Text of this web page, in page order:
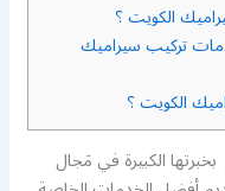
الكويت ؟
تركيب سيراميك
الكويت ؟
الكبيرة في مَجال